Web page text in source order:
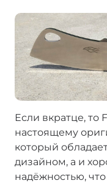
Если вкратце, то
настоящему
который
дизайном, а и
надёжностью,